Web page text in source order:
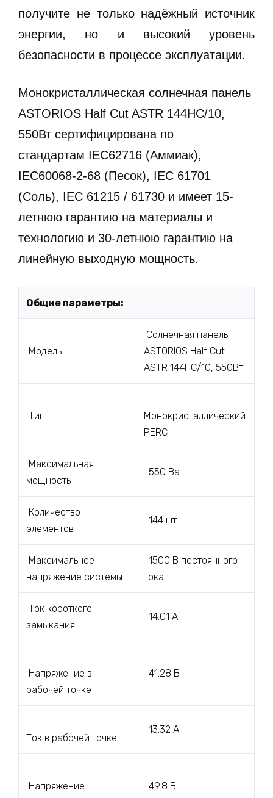
получите не только надёжный источник
энергии, но и высокий уровень
безопасности в процессе эксплуатации.
Монокристаллическая солнечная панель
ASTORIOS Half Cut ASTR 144HC/10,
550Вт сертифицирована по
стандартам IEC62716 (Аммиак),
IEC60068-2-68 (Песок), IEC 61701
(Соль), IEC 61215 / 61730 и имеет 15-
летнюю гарантию на материалы и
технологию и 30-летнюю гарантию на
линейную выходную мощность.
Общие параметры:
Модель
Cолнечная панель
ASTORIOS Half Cut
ASTR 144HC/10, 550Вт
Тип
Монокристаллический
PERC
Максимальная
мощность
550 Ватт
Количество
элементов
144 шт
Максимальное
напряжение системы
1500 В постоянного
тока
Ток короткого
замыкания
14.01 А
Напряжение в
рабочей точке
41.28 В
Ток в рабочей точке
13.32 А
Напряжение
49.8 В